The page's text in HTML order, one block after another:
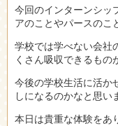
今回のインターンシッ
アのことやパースのこ
学校では学べない会社
くさん吸収できるもの
今後の学校生活に活か
しになるのかなと思い
本日は貴重な体験をあ